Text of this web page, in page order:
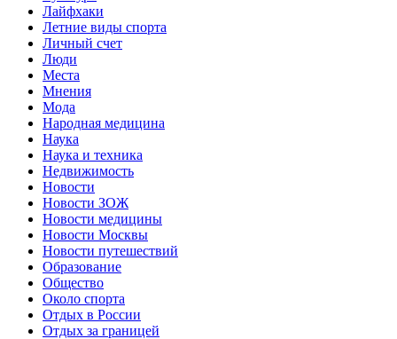
Лайфхаки
Летние виды спорта
Личный счет
Люди
Места
Мнения
Мода
Народная медицина
Наука
Наука и техника
Недвижимость
Новости
Новости ЗОЖ
Новости медицины
Новости Москвы
Новости путешествий
Образование
Общество
Около спорта
Отдых в России
Отдых за границей